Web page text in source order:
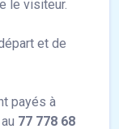
le visiteur.
et de
payés à
au 77 778 68